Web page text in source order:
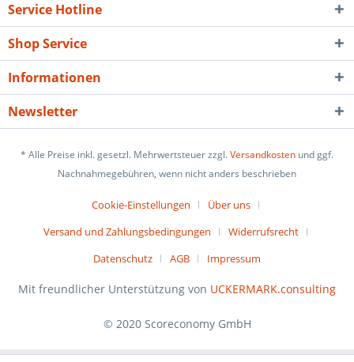
Service Hotline
Shop Service
Informationen
Newsletter
* Alle Preise inkl. gesetzl. Mehrwertsteuer zzgl.Versandkosten und ggf.
Nachnahmegebühren, wenn nicht anders beschrieben
Cookie-Einstellungen
Über uns
Versand und Zahlungsbedingungen
Widerrufsrecht
Datenschutz
AGB Impressum
Mit freundlicher Unterstützung von UCKERMARK.consulting
© 2020 Scoreconomy GmbH